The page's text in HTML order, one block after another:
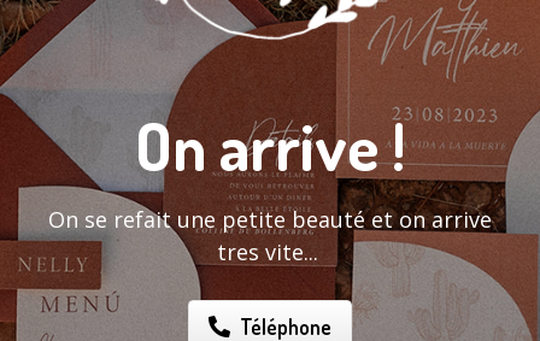
On arrive !
On se refait une petite beauté et on arrive
tres vite...
Téléphone